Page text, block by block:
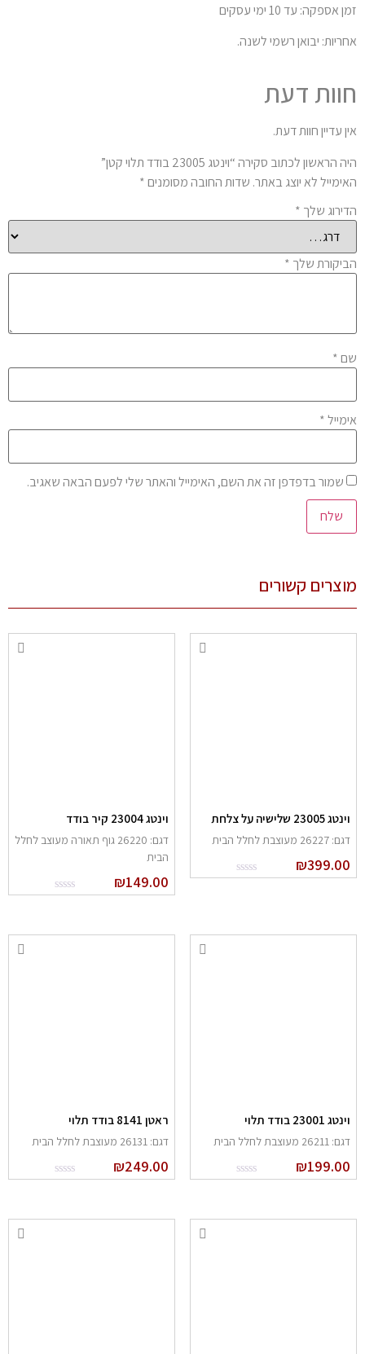
אספקה: עד 10 ימי עסקים
יבואן רשמי לשנה.
דעת
עדיין חוות דעת.
הראשון לכתוב סקירה “וינטג 23005 בודד תלוי קטן”
לא יוצג באתר.שדות החובה מסומנים*
שלך*
שלך*
*
*
שמור בדפדפן זה את השם, האימייל והאתר שלי לפעם הבאה שאגיב.
קשורים
23005 שלישיה על צלחת
מעוצבת לחלל הבית
₪
וינטג 23004 קיר בודד
דגם: 26220 גוף תאורה מעוצב לחלל
הבית
₪149.00
23001 בודד תלוי
מעוצבת לחלל הבית
₪
ראטן 8141 בודד תלוי
דגם: 26131 מעוצבת לחלל הבית
₪249.00